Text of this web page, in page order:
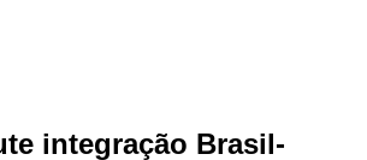
integração Brasil-